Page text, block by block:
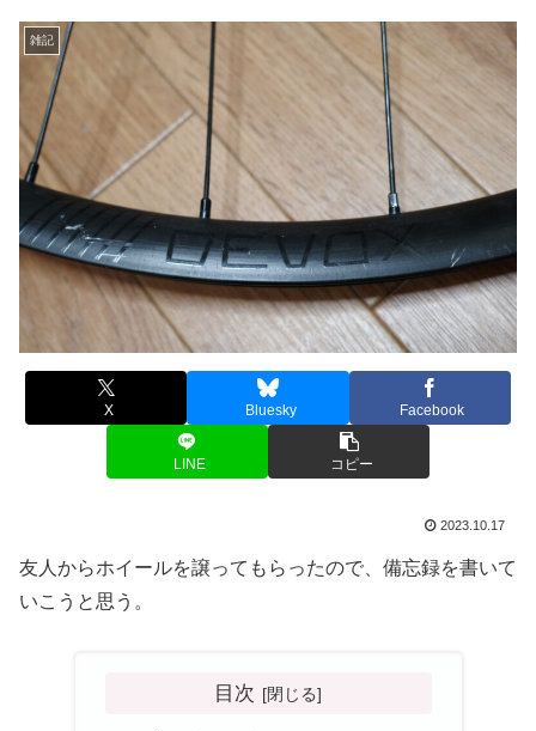
雑記
X Bluesky Facebook
LINE コピー
2023.10.17
友人からホイールを譲ってもらったので、備忘録を書いて
いこうと思う。
目次